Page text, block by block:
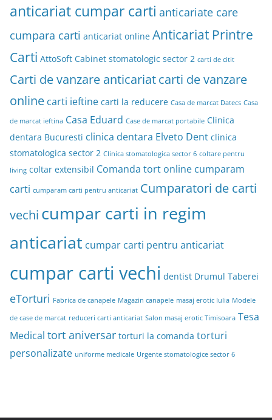
anticariat cumpar carti anticariate care
cumpara carti anticariat online Anticariat Printre
Carti AttoSoft Cabinet stomatologic sector 2 carti de citit
Carti de vanzare anticariatcarti de vanzare
online carti ieftine carti la reducere Casa de marcat Datecs Casa
de marcat ieftina Casa Eduard Case de marcat portabile Clinica
dentara Bucuresti clinica dentara Elveto Dent clinica
stomatologica sector 2 Clinica stomatologica sector 6 coltare pentru
living coltar extensibil Comanda tort online cumparam
carti cumparam carti pentru anticariat Cumparatori de carti
vechi cumpar carti in regim
anticariat cumpar carti pentru anticariat
cumpar carti vechi dentist Drumul Taberei
eTorturi Fabrica de canapele Magazin canapele masaj erotic Iulia Modele
de case de marcat reduceri carti anticariat Salon masaj erotic Timisoara Tesa
Medical tort aniversar torturi la comanda torturi
personalizate uniforme medicale Urgente stomatologice sector 6